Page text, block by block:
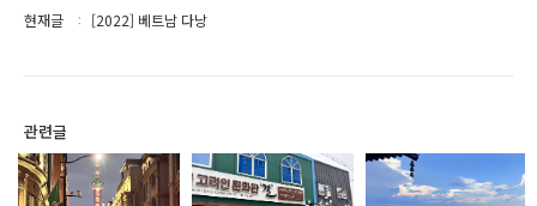
현재글 [2022] 베트남 다낭
관련글